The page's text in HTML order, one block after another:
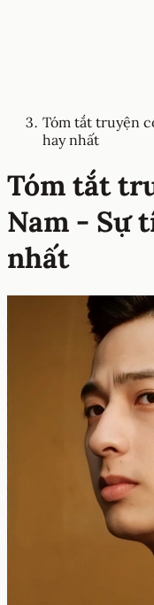
Tóm tắt truyện
hay nhất
Tóm tắt
Nam - Sự
nhất